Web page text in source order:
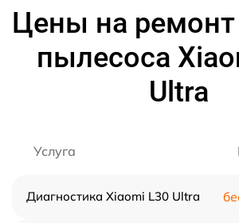
Цены на ремонт
пылесоса
Ultra
Услуга
Диагностика Xiaomi L30 Ultra